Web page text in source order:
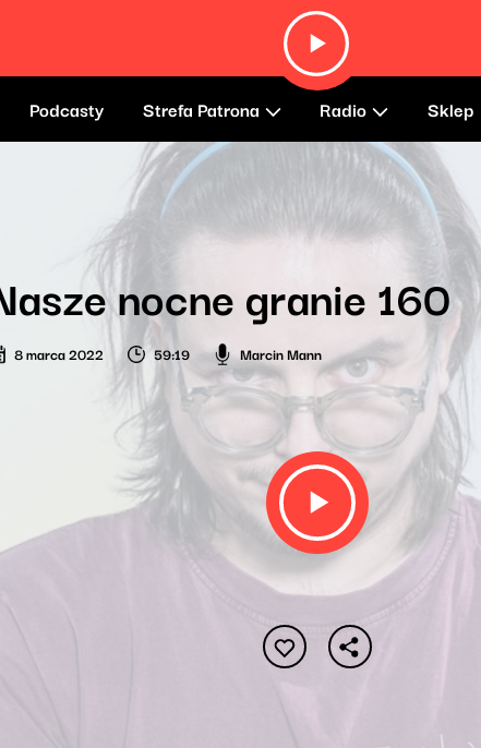
Podcasty Strefa Patrona Radio Sklep
nocne granie 160
8 marca 2022 59:19 Marcin Mann